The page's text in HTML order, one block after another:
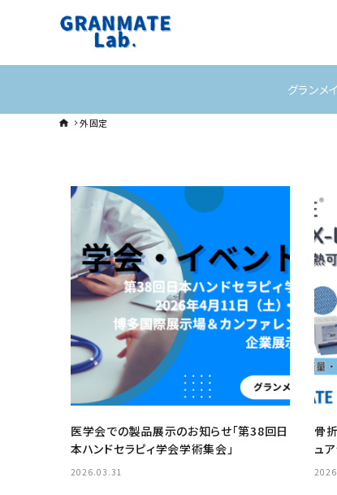
グランメ
外固定
医学会での製品展示のお知らせ「第38回日
本ハンドセラピィ学会学術集会」
2026.03.31
骨
ュ